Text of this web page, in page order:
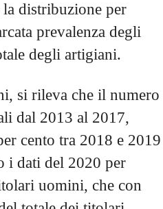
distribuzione per
prevalenza degli
degli artigiani.
si rileva che il numero
dal 2013 al 2017,
cento tra 2018 e 2019
i dati del 2020 per
uomini, che con